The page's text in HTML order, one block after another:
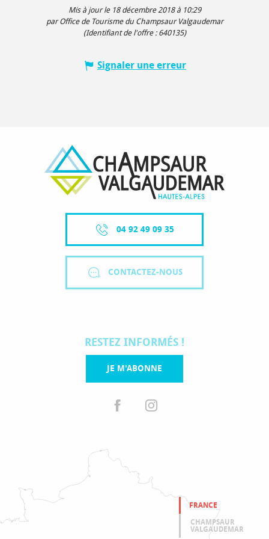
Mis à jour le 18 décembre 2018 à 10:29
par Office de Tourisme du Champsaur Valgaudemar
(Identifiant de l'offre : 640135)
Signaler une erreur
04 92 49 09 35
CONTACTEZ-NOUS
RESTEZ INFORMÉS !
JE M'ABONNE
FRANCE
CHAMPSAUR
VALGAUDEMAR